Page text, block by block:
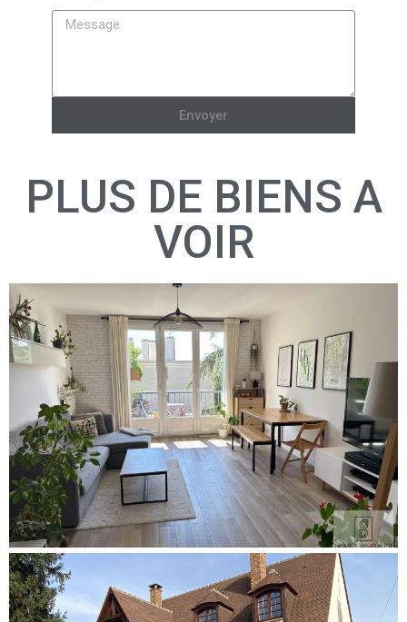
Envoyer
PLUS DE BIENS A
VOIR